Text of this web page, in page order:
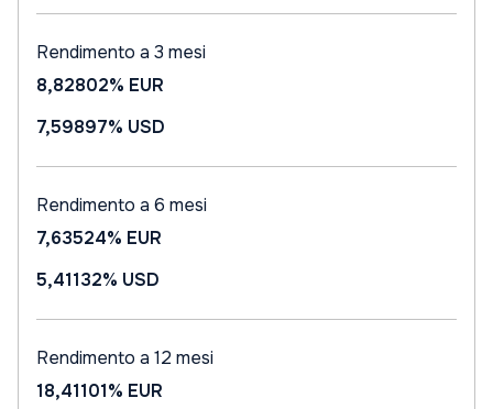
Rendimento a 3 mesi
8,82802% EUR
7,59897% USD
Rendimento a 6 mesi
7,63524% EUR
5,41132% USD
Rendimento a 12 mesi
18,41101% EUR